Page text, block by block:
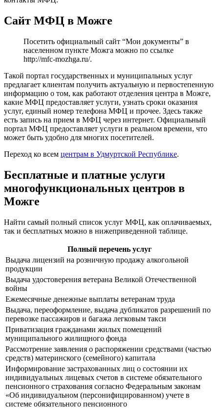
Сайт МФЦ в Можге
Посетить официальный сайт “Мои документы” в
населенном пункте Можга можно по ссылке
http://mfc-mozhga.ru/.
Такой портал государственных и муниципальных услуг
предлагает клиентам получить актуальную и первостепенную
информацию о том, как работают отделения центра в Можге,
какие МФЦ предоставляет услуги, узнать сроки оказания
услуг, единый номер телефона МФЦ и прочее. Здесь также
есть запись на прием в МФЦ через интернет. Официальный
портал МФЦ предоставляет услуги в реальном времени, что
может быть удобно для многих посетителей.
Переход ко всем центрам в Удмуртской Республике.
Бесплатные и платные услуги
многофункциональных центров в
Можге
Найти самый полный список услуг МФЦ, как оплачиваемых,
так и бесплатных можно в нижеприведенной таблице.
Полный перечень услуг
Выдача лицензий на розничную продажу алкогольной
продукции
Выдача удостоверения ветерана Великой Отечественной
войны
Ежемесячные денежные выплаты ветеранам труда
Выдача, переоформление, выдача дубликатов разрешений по
перевозке пассажиров и багажа легковым такси
Приватизация гражданами жилых помещений
муниципального жилищного фонда
Рассмотрение заявления о распоряжении средствами (частью
средств) материнского (семейного) капитала
Информирование застрахованных лиц о состоянии их
индивидуальных лицевых счетов в системе обязательного
пенсионного страхования согласно Федеральным законам
«Об индивидуальном (персонифицированном) учете в
системе обязательного пенсионного